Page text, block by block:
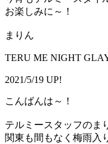
お楽しみに～！
まりん
TERU ME NIGHT
2021/5/19 UP!
こんばんは～！
テルミースタッフのま
関東も間もなく梅雨入